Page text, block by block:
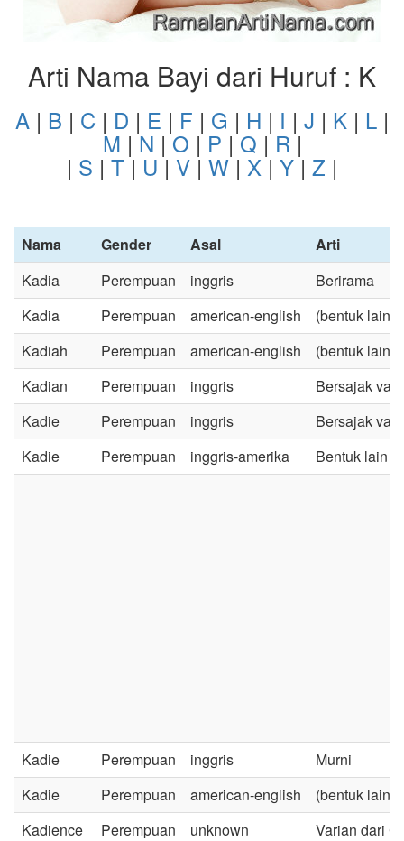
Arti Nama Bayi dari Huruf : K
A | B | C | D | E | F | G | H | I | J | K | L |
M |N |O | P |Q |R|
| S | T| U| V | W| X| Y| Z |
Nama Gender Asal
Arti
Kadia
Perempuan inggris
Berirama
Kadia
Perempuan american-english
(bentuk lain
Kadiah
Perempuan american-english
(bentuk lain
Kadian
Perempuan inggris
Bersajak
Kadie
Perempuan inggris
Bersajak
Kadie
Perempuan inggris-amerika Bentuk lain
Kadie Perempuan inggris
Murni
Kadie
Perempuan american-english
(bentuk lain
Kadience
Perempuan unknown
Varian dari